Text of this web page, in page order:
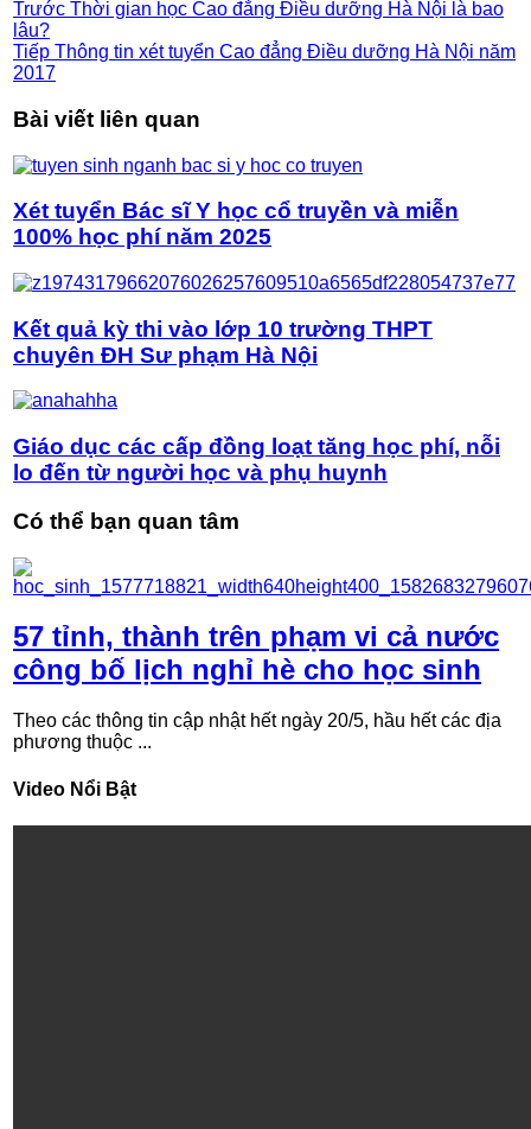
Trước Thời gian học Cao đẳng Điều dưỡng Hà Nội là bao
lâu?
Tiếp Thông tin xét tuyển Cao đẳng Điều dưỡng Hà Nội năm
2017
Bài viết liên quan
Xét tuyển Bác sĩ Y học cổ truyền và miễn
100% học phí năm 2025
Kết quả kỳ thi vào lớp 10 trường THPT
chuyên ĐH Sư phạm Hà Nội
Giáo dục các cấp đồng loạt tăng học phí, nỗi
lo đến từ người học và phụ huynh
Có thể bạn quan tâm
57 tỉnh, thành trên phạm vi cả nước
công bố lịch nghỉ hè cho học sinh
Theo các thông tin cập nhật hết ngày 20/5, hầu hết các địa
phương thuộc ...
Video Nổi Bật